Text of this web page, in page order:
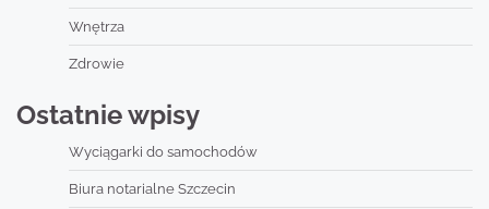
Wnętrza
Zdrowie
Ostatnie wpisy
Wyciągarki do samochodów
Biura notarialne Szczecin